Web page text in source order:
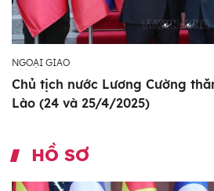
NGOẠI GIAO
Chủ tịch nước Lương Cường
Lào (24 và 25/4/2025)
HỒ SƠ